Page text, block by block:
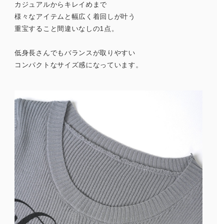
カジュアルからキレイめまで
様々なアイテムと幅広く着回しが叶う
重宝すること間違いなしの1点。
低身長さんでもバランスが取りやすい
コンパクトなサイズ感になっています。